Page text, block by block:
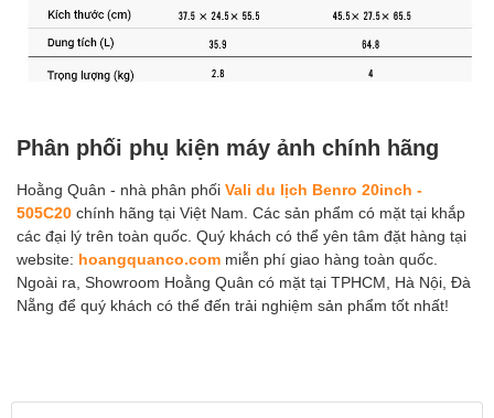
Phân phối phụ kiện máy ảnh chính hãng
Hoằng Quân - nhà phân phối Vali du lịch Benro 20inch -
505C20 chính hãng tại Việt Nam. Các sản phẩm có mặt tại khắp
các đại lý trên toàn quốc. Quý khách có thể yên tâm đặt hàng tại
website: hoangquanco.com miễn phí giao hàng toàn quốc.
Ngoài ra, Showroom Hoằng Quân có mặt tại TPHCM, Hà Nội, Đà
Nẵng để quý khách có thể đến trải nghiệm sản phẩm tốt nhất!